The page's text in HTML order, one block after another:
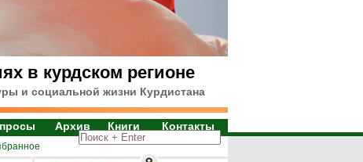
в курдском регионе
и социальной жизни Курдистана
Архив Книги Контакты